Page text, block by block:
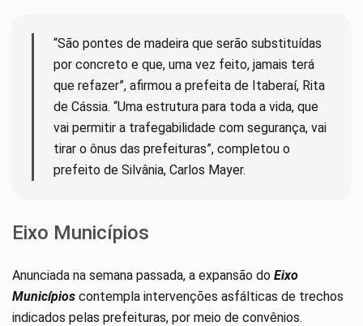
“São pontes de madeira que serão substituídas
por concreto e que, uma vez feito, jamais terá
que refazer”, afirmou a prefeita de Itaberaí, Rita
de Cássia. “Uma estrutura para toda a vida, que
vai permitir a trafegabilidade com segurança, vai
tirar o ônus das prefeituras”, completou o
prefeito de Silvânia, Carlos Mayer.
Eixo Municípios
Anunciada na semana passada, a expansão do Eixo
Municípios contempla intervenções asfálticas de trechos
indicados pelas prefeituras, por meio de convênios.